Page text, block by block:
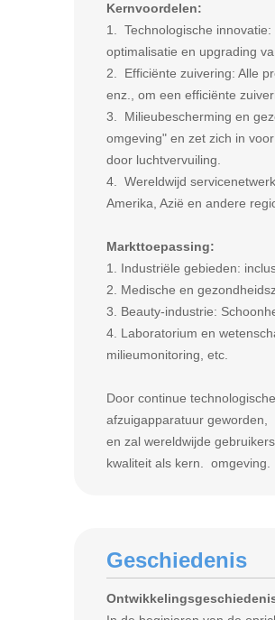
Kernvoordelen:
1. Technologische
optimalisatie en upgrading
2. Efficiënte zuivering: Alle
enz., om een efficiënte
3. Milieubescherming en
omgeving" en zet zich in
door luchtvervuiling.
4. Wereldwijd
Amerika, Azië en andere
Markttoepassing:
1. Industriële gebieden:
2. Medische en
3. Beauty-industrie:
4. Laboratorium en
milieumonitoring, etc.
Door continue
afzuigapparatuur geworden,
en zal wereldwijde
kwaliteit als kern. omgeving.
Geschiedenis